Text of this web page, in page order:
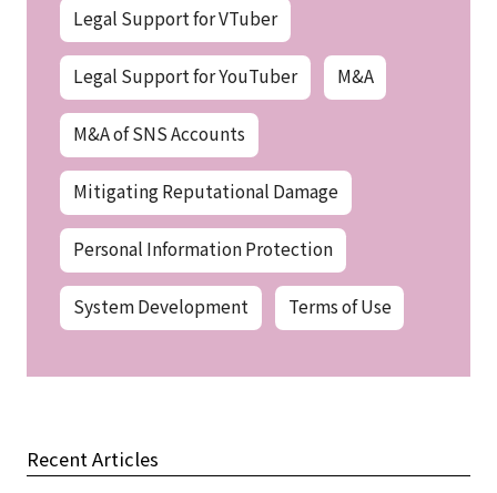
Legal Support for VTuber
Legal Support for YouTuber M&A
M&A of SNS Accounts
Mitigating Reputational Damage
Personal Information Protection
System Development Terms of Use
Recent Articles